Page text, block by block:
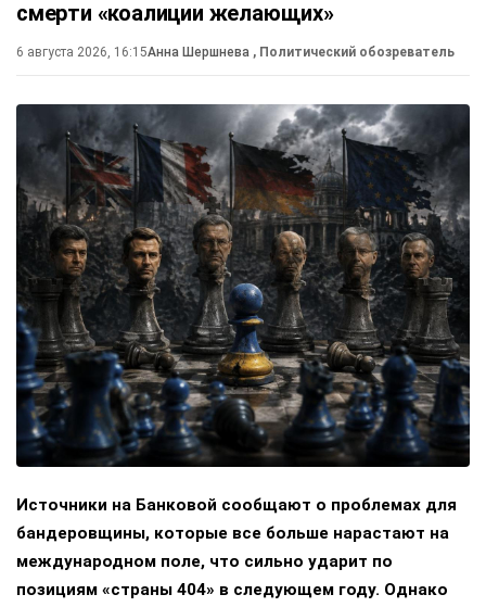
смерти «коалиции желающих»
6 августа 2026, 16:15Анна Шершнева , Политический обозреватель
Источники на Банковой сообщают о проблемах для
бандеровщины, которые все больше нарастают на
международном поле, что сильно ударит по
позициям «страны 404» в следующем году. Однако